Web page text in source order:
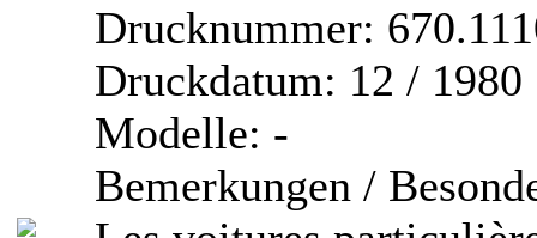
Drucknummer:
Druckdatum: 12 / 1980
Modelle: -
Bemerkungen /